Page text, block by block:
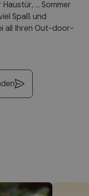
... Sommer
Spaß und
all Ihren Out-door-